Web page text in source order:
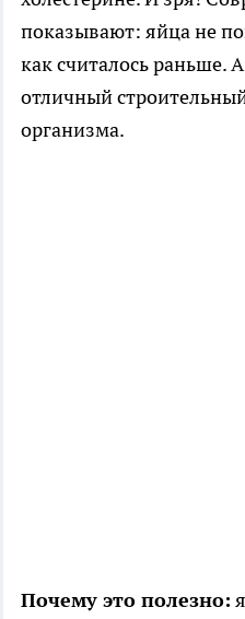
показывают: яйца не
как считалось раньше.
отличный
организма.
Почему это полезно: